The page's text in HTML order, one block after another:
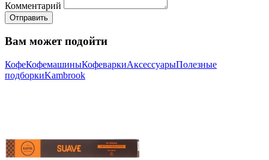
Комментарий
Отправить
Вам может подойти
КофеКофемашиныКофеваркиАксессуарыПолезные
подборкиKambrook